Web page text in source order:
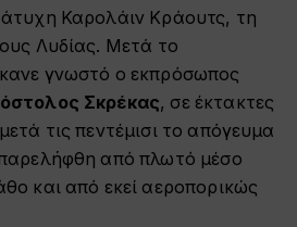
Καρολάιν Κράουτς, τη
Λυδίας. Μετά το
γνωστό ο εκπρόσωπος
Σκρέκας, σε έκτακτες
τις πεντέμισι το απόγευμα
από πλωτό μέσο
και από εκεί αεροπορικώς